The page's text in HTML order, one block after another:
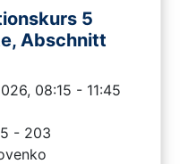
5
Abschnitt
08:15 - 11:45
- 203